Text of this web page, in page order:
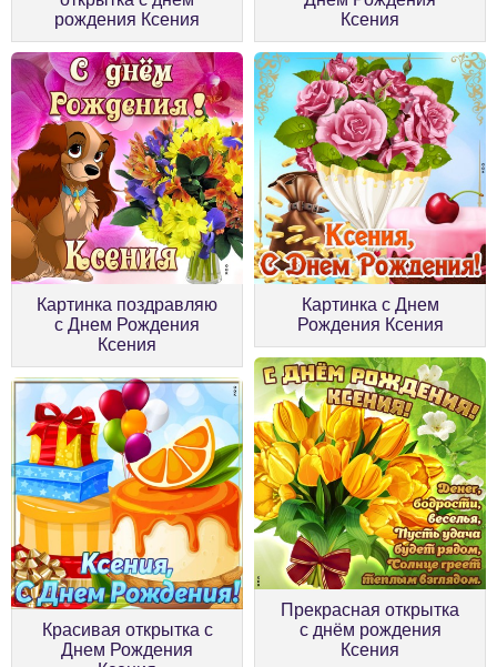
рождения Ксения
Ксения
Картинка поздравляю
с Днем Рождения
Ксения
Картинка с Днем
Рождения Ксения
Красивая открытка с
Днем Рождения
Прекрасная открытка
с днём рождения
Ксения